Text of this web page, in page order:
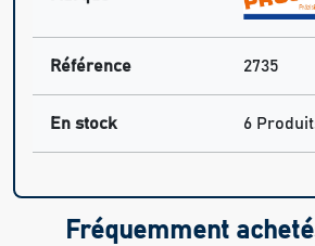
Référence 2735
En stock 6
Fréquemment